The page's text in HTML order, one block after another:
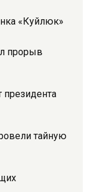
«Куйлюк»
прорыв
тайную